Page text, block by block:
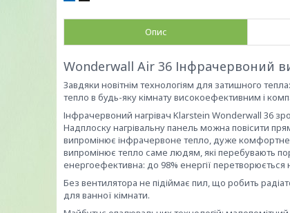
Опис
Wonderwall Air 36 Інфрачервоний
Завдяки новітнім технологіям для затишного
тепло в будь-яку кімнату високоефективним і
Інфрачервоний нагрівач Klarstein Wonderwall 36
Надплоску нагрівальну панель можна повісити
випромінює інфрачервоне тепло, дуже комфортне
випромінює тепло саме людям, які перебувають
енергоефективна: до 98% енергії
Без вентилятора не підіймає пил, що робить
для ванної кімнати.